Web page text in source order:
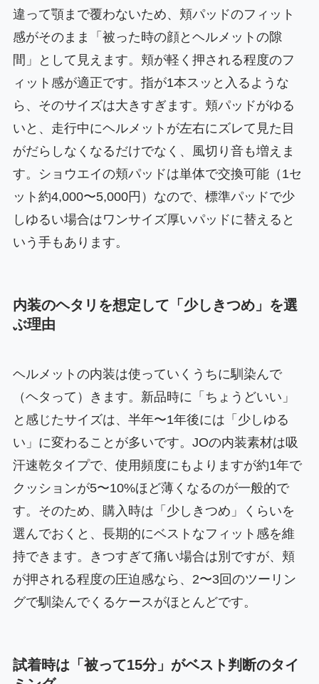
違って顎まで覆わないため、頬パッドのフィット
感がそのまま「被った時の顔とヘルメットの隙
間」として見えます。頬が軽く押される程度のフ
ィット感が適正です。指が1本スッと入るような
ら、そのサイズは大きすぎます。頬パッドがゆる
いと、走行中にヘルメットが左右にズレて見た目
がだらしなくなるだけでなく、風切り音も増えま
す。ショウエイの頬パッドは単体で交換可能（1セ
ット約4,000〜5,000円）なので、標準パッドで少
しゆるい場合はワンサイズ厚いパッドに替えると
いう手もあります。
内装のヘタリを想定して「少しきつめ」を選
ぶ理由
ヘルメットの内装は使っていくうちに馴染んで
（ヘタって）きます。新品時に「ちょうどいい」
と感じたサイズは、半年〜1年後には「少しゆる
い」に変わることが多いです。JOの内装素材は吸
汗速乾タイプで、使用頻度にもよりますが約1年で
クッションが5〜10%ほど薄くなるのが一般的で
す。そのため、購入時は「少しきつめ」くらいを
選んでおくと、長期的にベストなフィット感を維
持できます。きつすぎて痛い場合は別ですが、頬
が押される程度の圧迫感なら、2〜3回のツーリン
グで馴染んでくるケースがほとんどです。
試着時は「被って15分」がベスト判断のタイ